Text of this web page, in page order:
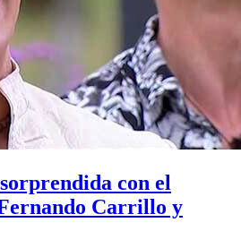
con el
Carrillo y